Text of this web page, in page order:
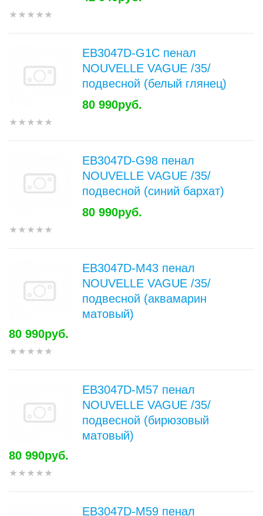
EB3047D-G1C пенал
NOUVELLE VAGUE /35/
подвесной (белый глянец)
80 990руб.
EB3047D-G98 пенал
NOUVELLE VAGUE /35/
подвесной (синий бархат)
80 990руб.
EB3047D-M43 пенал
NOUVELLE VAGUE /35/
подвесной (аквамарин
матовый)
80 990руб.
EB3047D-M57 пенал
NOUVELLE VAGUE /35/
подвесной (бирюзовый
матовый)
80 990руб.
EB3047D-M59 пенал